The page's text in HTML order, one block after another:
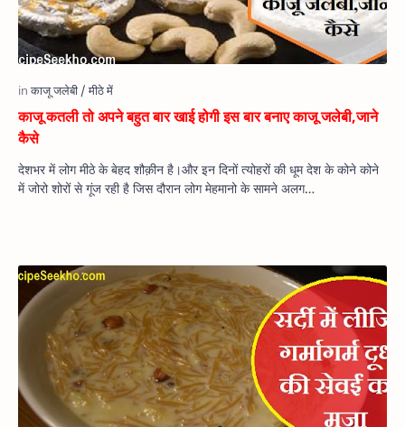
काजू कतली तो अपने बहुत बार खाई होगी इस बार बनाए काजू जलेबी,जाने
कैसे
देशभर में लोग मीठे के बेहद शौक़ीन है।और इन दिनों त्योहरों की धूम देश के कोने कोने
में जोरो शोरों से गूंज रही है जिस दौरान लोग मेहमानो के सामने अलग…